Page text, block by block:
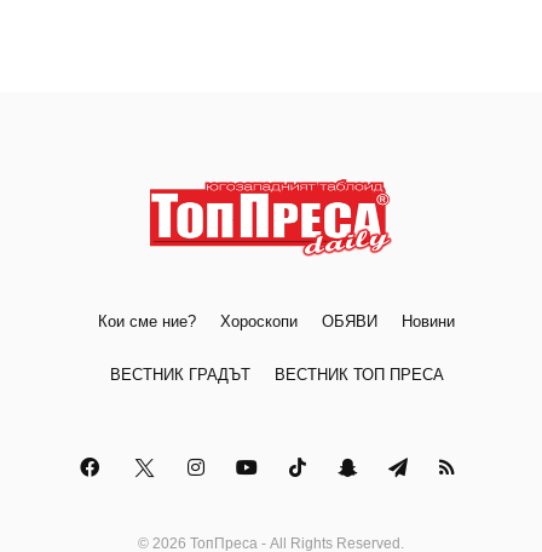
Кои сме ние? Хороскопи ОБЯВИ Новини
ВЕСТНИК ГРАДЪТ ВЕСТНИК ТОП ПРЕСА
© 2026 ТопПреса - All Rights Reserved.